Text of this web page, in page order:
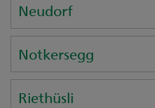
Neudorf
Notkersegg
Riethüsli